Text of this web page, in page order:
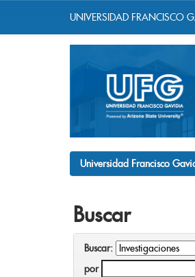
UNIVERSIDAD FRANCISCO
Universidad Francisco
Buscar
Buscar:
por